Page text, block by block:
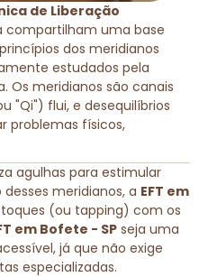
de Liberação
compartilham uma base
dos meridianos
estudados pela
Os meridianos são canais
"Qi") flui, e desequilíbrios
problemas físicos,
agulhas para estimular
meridianos, a EFT em
(ou tapping) com os
em Bofete - SP seja uma
já que não exige
especializadas.